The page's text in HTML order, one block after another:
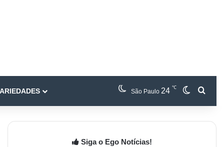
São Paulo 24 ℃
Siga o Ego Notícias!